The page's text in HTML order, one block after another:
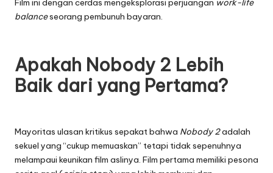
balanceseorang pembunuh bayaran.
Apakah Nobody 2 Lebih
Baik dari yang Pertama?
Mayoritas ulasan kritikus sepakat bahwa Nobody 2adalah
sekuel yang “cukup memuaskan” tetapi tidak sepenuhnya
melampaui keunikan film aslinya. Film pertama memiliki pesona